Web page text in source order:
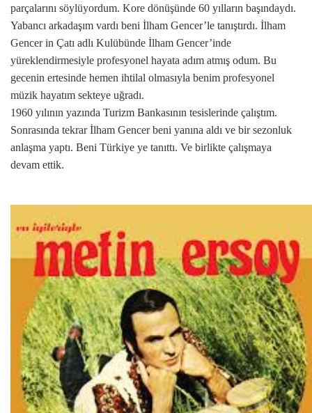
parçalarını söylüyordum. Kore dönüşünde 60 yılların başındaydı.
Yabancı arkadaşım vardı beni İlham Gencer’le tanıştırdı. İlham
Gencer in Çatı adlı Kulübünde İlham Gencer’inde
yüreklendirmesiyle profesyonel hayata adım atmış odum. Bu
gecenin ertesinde hemen ihtilal olmasıyla benim profesyonel
müzik hayatım sekteye uğradı.
1960 yılının yazında Turizm Bankasının tesislerinde çalıştım.
Sonrasında tekrar İlham Gencer beni yanına aldı ve bir sezonluk
anlaşma yaptı. Beni Türkiye ye tanıttı. Ve birlikte çalışmaya
devam ettik.